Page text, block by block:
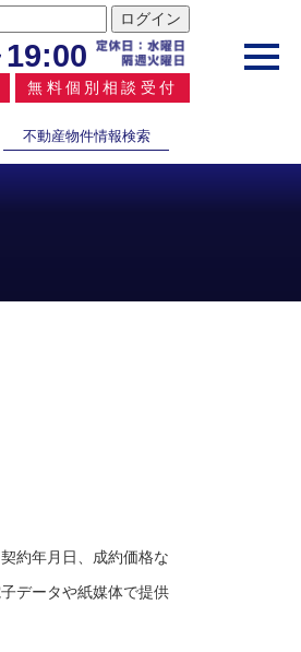
19:00
無料個別相談受付
不動産物件情報検索
約年月日、成約価格な
データや紙媒体で提供